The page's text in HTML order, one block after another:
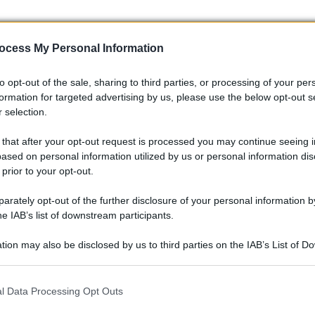
My Personal Information
opt-out of the sale, sharing to third parties, or processing of your
for targeted advertising by us, please use the below opt-out
selection.
that after your opt-out request is processed you may continue seeing
on personal information utilized by us or personal information
to your opt-out.
opt-out of the further disclosure of your personal information
IAB’s list of downstream participants.
may also be disclosed by us to third parties on the IAB’s List of
including but not limited to your visit or usage behaviour. You may
Data Processing Opt Outs
per l’industria
significative quali chiusure di stabilimenti e
ristrutturazione che interesserà i suoi centri di design,
ad affrontare.